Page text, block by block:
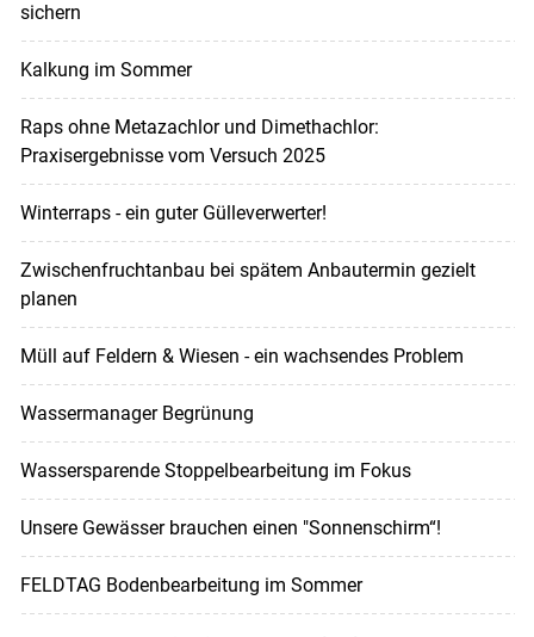
sichern
Kalkung im Sommer
Raps ohne Metazachlor und Dimethachlor:
Praxisergebnisse vom Versuch 2025
Winterraps - ein guter Gülleverwerter!
Zwischenfruchtanbau bei spätem Anbautermin gezielt
planen
Müll auf Feldern & Wiesen - ein wachsendes Problem
Wassermanager Begrünung
Wassersparende Stoppelbearbeitung im Fokus
Unsere Gewässer brauchen einen "Sonnenschirm“!
FELDTAG Bodenbearbeitung im Sommer